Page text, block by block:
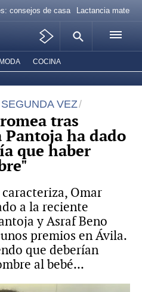
consejos de casa Lactancia materna
MODA COCINA
VEZ
tras
Pantoja ha dado
que haber
Omar
a la reciente
y Asraf Beno
premios en Ávila.
que deberían
al bebé...